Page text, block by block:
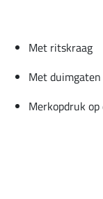
Met ritskraag
Met duimgaten
Merkopdruk